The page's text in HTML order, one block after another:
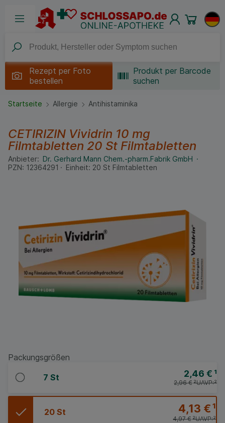
Rezept per Foto
bestellen
Produkt per Barcode
suchen
Startseite Allergie Antihistaminika
CETIRIZIN Vividrin 10 mg
Filmtabletten 20 St Filmtabletten
Anbieter: Dr. Gerhard Mann Chem.-pharm.Fabrik GmbH
PZN: 12364291 Einheit: 20 St Filmtabletten
Packungsgrößen
7 St 2,46 € ¹
UAVP:²
2,96 €²
20 St 4,13 €¹
UAVP:²
4,97 €²